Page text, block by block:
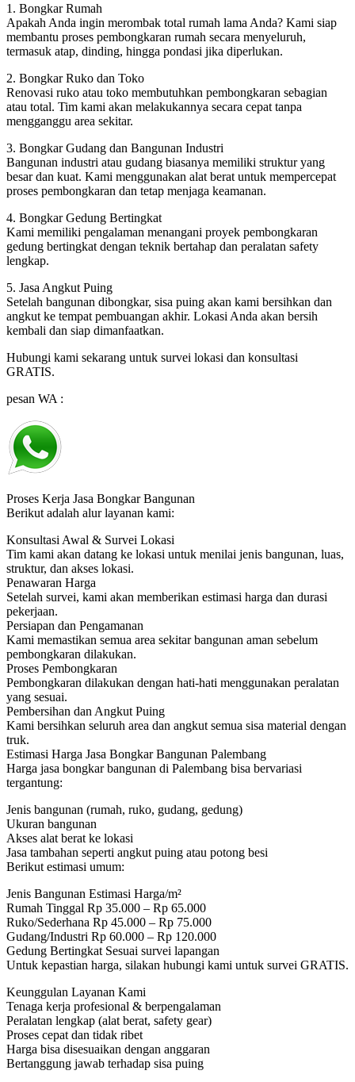
1. Bongkar Rumah
Apakah Anda ingin merombak total rumah lama Anda? Kami siap
membantu proses pembongkaran rumah secara menyeluruh,
termasuk atap, dinding, hingga pondasi jika diperlukan.
2. Bongkar Ruko dan Toko
Renovasi ruko atau toko membutuhkan pembongkaran sebagian
atau total. Tim kami akan melakukannya secara cepat tanpa
mengganggu area sekitar.
3. Bongkar Gudang dan Bangunan Industri
Bangunan industri atau gudang biasanya memiliki struktur yang
besar dan kuat. Kami menggunakan alat berat untuk mempercepat
proses pembongkaran dan tetap menjaga keamanan.
4. Bongkar Gedung Bertingkat
Kami memiliki pengalaman menangani proyek pembongkaran
gedung bertingkat dengan teknik bertahap dan peralatan safety
lengkap.
5. Jasa Angkut Puing
Setelah bangunan dibongkar, sisa puing akan kami bersihkan dan
angkut ke tempat pembuangan akhir. Lokasi Anda akan bersih
kembali dan siap dimanfaatkan.
Hubungi kami sekarang untuk survei lokasi dan konsultasi
GRATIS.
pesan WA :
Proses Kerja Jasa Bongkar Bangunan
Berikut adalah alur layanan kami:
Konsultasi Awal & Survei Lokasi
Tim kami akan datang ke lokasi untuk menilai jenis bangunan, luas,
struktur, dan akses lokasi.
Penawaran Harga
Setelah survei, kami akan memberikan estimasi harga dan durasi
pekerjaan.
Persiapan dan Pengamanan
Kami memastikan semua area sekitar bangunan aman sebelum
pembongkaran dilakukan.
Proses Pembongkaran
Pembongkaran dilakukan dengan hati-hati menggunakan peralatan
yang sesuai.
Pembersihan dan Angkut Puing
Kami bersihkan seluruh area dan angkut semua sisa material dengan
truk.
Estimasi Harga Jasa Bongkar Bangunan Palembang
Harga jasa bongkar bangunan di Palembang bisa bervariasi
tergantung:
Jenis bangunan (rumah, ruko, gudang, gedung)
Ukuran bangunan
Akses alat berat ke lokasi
Jasa tambahan seperti angkut puing atau potong besi
Berikut estimasi umum:
Jenis Bangunan Estimasi Harga/m²
Rumah Tinggal Rp 35.000 – Rp 65.000
Ruko/Sederhana Rp 45.000 – Rp 75.000
Gudang/Industri Rp 60.000 – Rp 120.000
Gedung Bertingkat Sesuai survei lapangan
Untuk kepastian harga, silakan hubungi kami untuk survei GRATIS.
Keunggulan Layanan Kami
Tenaga kerja profesional & berpengalaman
Peralatan lengkap (alat berat, safety gear)
Proses cepat dan tidak ribet
Harga bisa disesuaikan dengan anggaran
Bertanggung jawab terhadap sisa puing